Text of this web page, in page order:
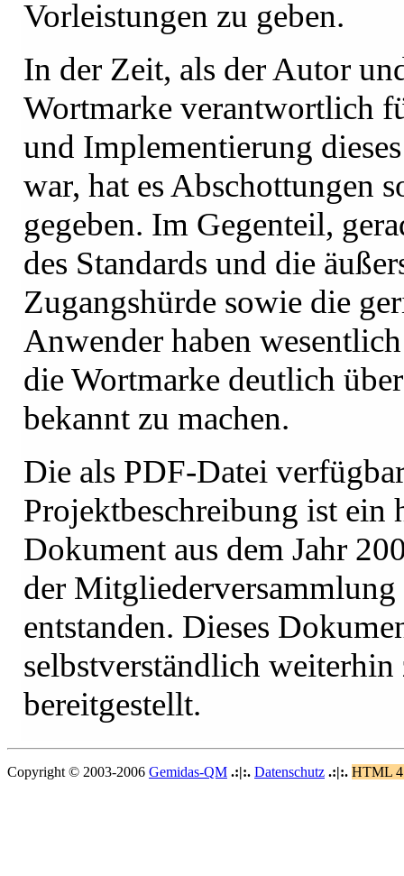
Vorleistungen zu geben.
In der Zeit, als der Autor
Wortmarke verantwortlich
und Implementierung
war, hat es Abschottungen
gegeben. Im Gegenteil,
des Standards und die
Zugangshürde sowie die
Anwender haben
die Wortmarke deutlich
bekannt zu machen.
Die als PDF-Datei
Projektbeschreibung ist ein
Dokument aus dem Jahr
der
entstanden. Dieses
selbstverständlich
bereitgestellt.
Copyright © 2003-2006 Gemidas-QM .:|:. Datenschutz .:|:. HTML